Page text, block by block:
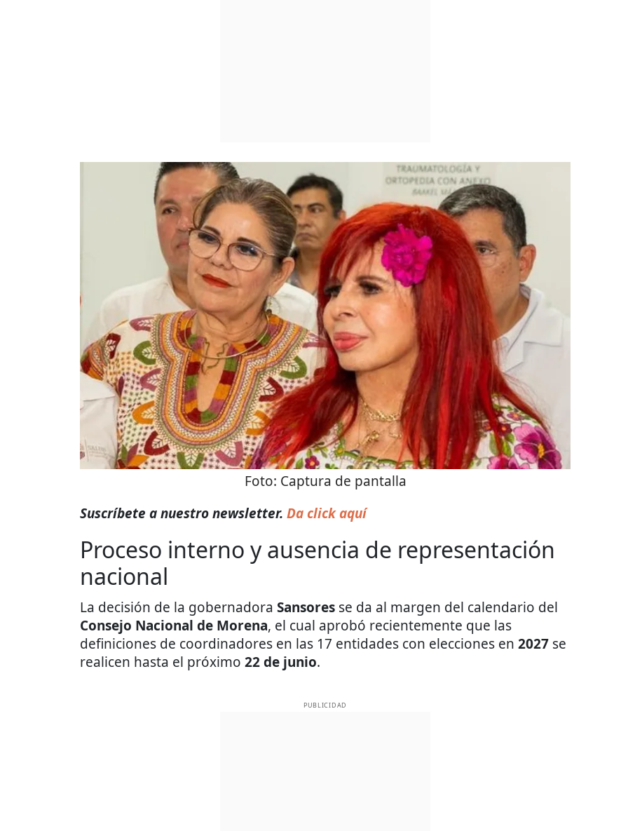
Foto: Captura de pantalla
Suscríbete a nuestro newsletter. Da click aquí
Proceso interno y ausencia de representación
nacional
La decisión de la gobernadora Sansores se da al margen del calendario del
Consejo Nacional de Morena, el cual aprobó recientemente que las
definiciones de coordinadores en las 17 entidades con elecciones en 2027 se
realicen hasta el próximo 22 de junio.
PUBLICIDAD